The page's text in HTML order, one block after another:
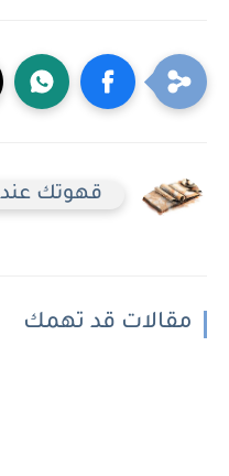
قهوتك
مقالات قد تهمك